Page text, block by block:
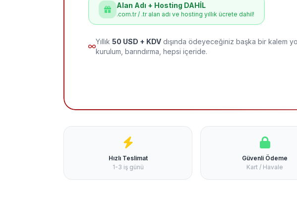
Alan Adı + Hosting DAHİL
.com.tr / .tr alan adı ve hosting yıllık ücrete dahil!
Yıllık 50 USD + KDV dışında ödeyeceğiniz başka bir kalem
kurulum, barındırma, hepsi içeride.
Hızlı Teslimat
1-3 iş günü
Güvenli Ödeme
Kart / Havale